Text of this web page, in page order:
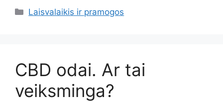
Kategorijos
Laisvalaikis ir pramogos
CBD odai. Ar tai
veiksminga?